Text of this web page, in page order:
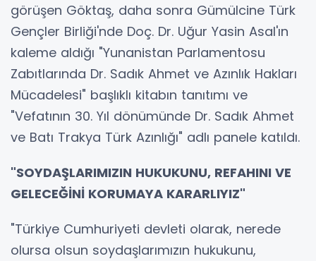
görüşen Göktaş, daha sonra Gümülcine Türk
Gençler Birliği'nde Doç. Dr. Uğur Yasin Asal'ın
kaleme aldığı "Yunanistan Parlamentosu
Zabıtlarında Dr. Sadık Ahmet ve Azınlık Hakları
Mücadelesi" başlıklı kitabın tanıtımı ve
"Vefatının 30. Yıl dönümünde Dr. Sadık Ahmet
ve Batı Trakya Türk Azınlığı" adlı panele katıldı.
"SOYDAŞLARIMIZIN HUKUKUNU, REFAHINI VE
GELECEĞİNİ KORUMAYA KARARLIYIZ"
"Türkiye Cumhuriyeti devleti olarak, nerede
olursa olsun soydaşlarımızın hukukunu,